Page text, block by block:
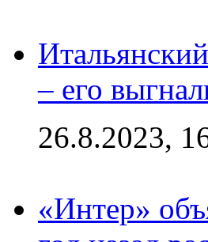
– его
26.8.2023,
«Интер»